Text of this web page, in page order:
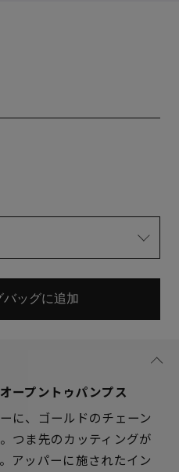
バッグに追加
ープントゥパンプス
に、ゴールドのチェーン
つま先のカッティングが
アッパーに施されたイン